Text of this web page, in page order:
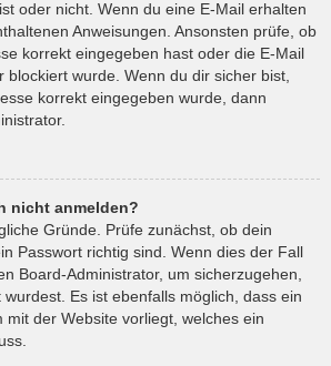
oder nicht. Wenn du eine E-Mail erhalten
Anweisungen. Ansonsten prüfe, ob
korrekt eingegeben hast oder die E-Mail
blockiert wurde. Wenn du dir sicher bist,
korrekt eingegeben wurde, dann
nicht anmelden?
Gründe. Prüfe zunächst, ob dein
Passwort richtig sind. Wenn dies der Fall
Board-Administrator, um sicherzugehen,
Es ist ebenfalls möglich, dass ein
mit der Website vorliegt, welches ein